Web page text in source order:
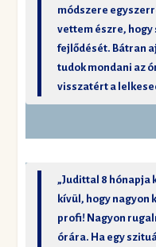
módszere
vettem észre,
fejlődését. Bátran
tudok mondani az
visszatért a
„Judittal 8 hónapja
kívül, hogy nagyon
profi! Nagyon
órára. Ha egy